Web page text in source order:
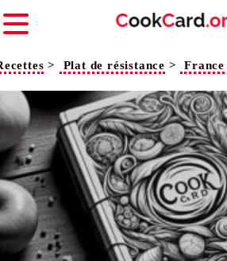
> Plat de résistance > France